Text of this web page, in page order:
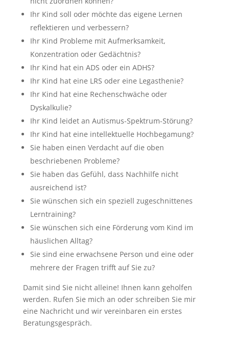
Ihr Kind soll oder möchte das eigene Lernen
reflektieren und verbessern?
Ihr Kind Probleme mit Aufmerksamkeit,
Konzentration oder Gedächtnis?
Ihr Kind hat ein ADS oder ein ADHS?
Ihr Kind hat eine LRS oder eine Legasthenie?
Ihr Kind hat eine Rechenschwäche oder
Dyskalkulie?
Ihr Kind leidet an Autismus-Spektrum-Störung?
Ihr Kind hat eine intellektuelle Hochbegamung?
Sie haben einen Verdacht auf die oben
beschriebenen Probleme?
Sie haben das Gefühl, dass Nachhilfe nicht
ausreichend ist?
Sie wünschen sich ein speziell zugeschnittenes
Lerntraining?
Sie wünschen sich eine Förderung vom Kind im
häuslichen Alltag?
Sie sind eine erwachsene Person und eine oder
mehrere der Fragen trifft auf Sie zu?
Damit sind Sie nicht alleine! Ihnen kann geholfen
werden. Rufen Sie mich an oder schreiben Sie mir
eine Nachricht und wir vereinbaren ein erstes
Beratungsgespräch.